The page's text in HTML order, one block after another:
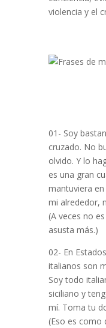
violencia y el
01- Soy
cruzado. No
olvido. Y lo
es una gran
mantuviera
mi alrededor,
(A veces no
asusta más.)
02- En
italianos son
Soy todo
siciliano y
mí. Toma tu
(Eso es como